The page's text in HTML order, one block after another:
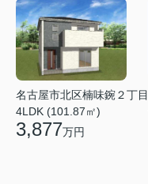
名古屋市北区楠味鋺２丁目
4LDK (101.87㎡)
3,877万円